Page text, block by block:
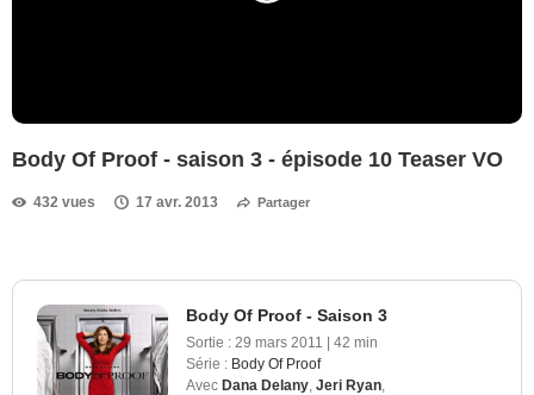
Body Of Proof - saison 3 - épisode 10 Teaser VO
432 vues 17 avr. 2013 Partager
Body Of Proof - Saison 3
Sortie : 29 mars 2011 | 42 min
Série : Body Of Proof
Avec Dana Delany Jeri Ryan